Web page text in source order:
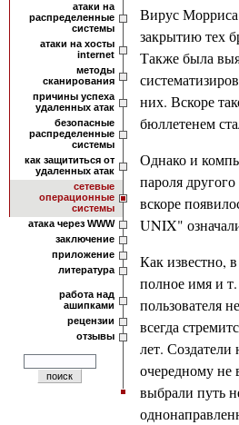
атаки на
распределенные
системы
атаки на хосты
internet
методы
сканирования
причины успеха
удаленных атак
безопасные
распределенные
системы
как защититься от
удаленных атак
сетевые
операционные
системы
атака через WWW
заключение
приложение
литература
работа над
ашипками
рецензии
отзывы
Вирус Морриса
закрытию тех
Также была
них. Вскоре
бюллетенем
Однако и
пароля
вскоре
UNIX"
Как известно,
полное имя и
пользователя
всегда
лет.
очередному
выбрали путь